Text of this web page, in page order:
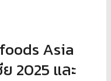
Asia
2025 และ